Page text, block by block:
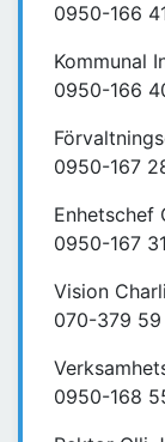
0950-166
Kommunal
0950-166
0950-167
Enhetschef
0950-167 31
Vision
070-379 59
0950-168